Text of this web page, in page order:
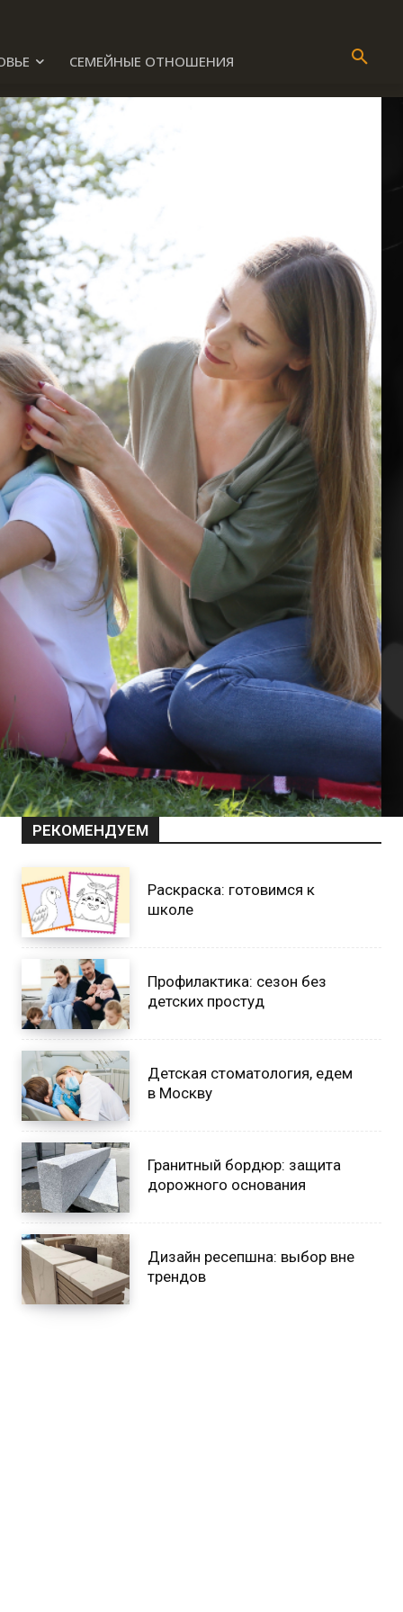
СЕМЕЙНЫЕ ОТНОШЕНИЯ
РЕКОМЕНДУЕМ
Раскраска: готовимся к
школе
Профилактика: сезон без
детских простуд
Детская стоматология, едем
в Москву
Гранитный бордюр: защита
дорожного основания
Дизайн ресепшна: выбор вне
трендов